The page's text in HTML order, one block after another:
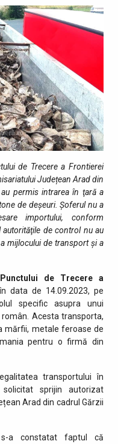
de Trecere a Frontierei
Județean Arad din
permis intrarea în ţară a
de deșeuri.Şoferul nu a
importului, conform
de control nu au
mijlocului de transport şi a
Punctului de Trecere a
data de 14.09.2023, pe
specific asupra unui
Acesta transporta,
mărfii, metale feroase de
pentru o firmă din
transportului în
sprijin autorizat
Arad din cadrul Gărzii
a constatat faptul că